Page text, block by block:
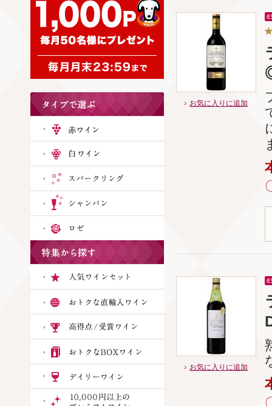
お気に入りに追加
お気に入りに追加